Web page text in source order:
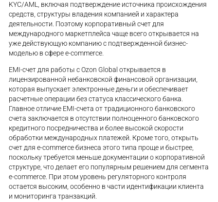
KYC/AML, включая подтверждение источника происхождения
средств, структуры владения компанией и характера
деятельности. Поэтому корпоративный счет для
международного маркетплейса чаще всего открывается на
уже действующую компанию с подтвержденной бизнес-
моделью в сфере e-commerce.
EMI-счет для работы с Ozon Global открывается в
лицензированной небанковской финансовой организации,
которая выпускает электронные деньги и обеспечивает
расчетные операции без статуса классического банка.
Главное отличие EMI-счета от традиционного банковского
счета заключается в отсутствии полноценного банковского
кредитного посредничества и более высокой скорости
обработки международных платежей. Кроме того, открыть
счет для e-commerce бизнеса этого типа проще и быстрее,
поскольку требуется меньше документации о корпоративной
структуре, что делает его популярным решением для сегмента
e-commerce. При этом уровень регуляторного контроля
остается высоким, особенно в части идентификации клиента
и мониторинга транзакций.